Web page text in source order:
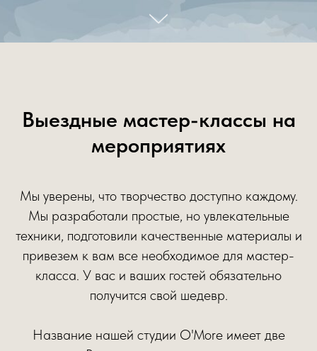
Выездные мастер-классы на
мероприятиях
Мы уверены, что творчество доступно каждому.
Мы разработали простые, но увлекательные
техники, подготовили качественные материалы и
привезем к вам все необходимое для мастер-
класса. У вас и ваших гостей обязательно
получится свой шедевр.
Название нашей студии O'More имеет две